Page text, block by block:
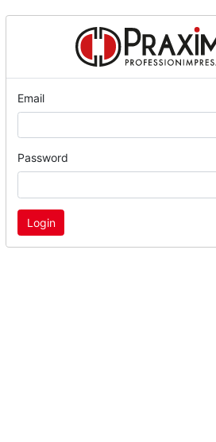
Email
Password
Login